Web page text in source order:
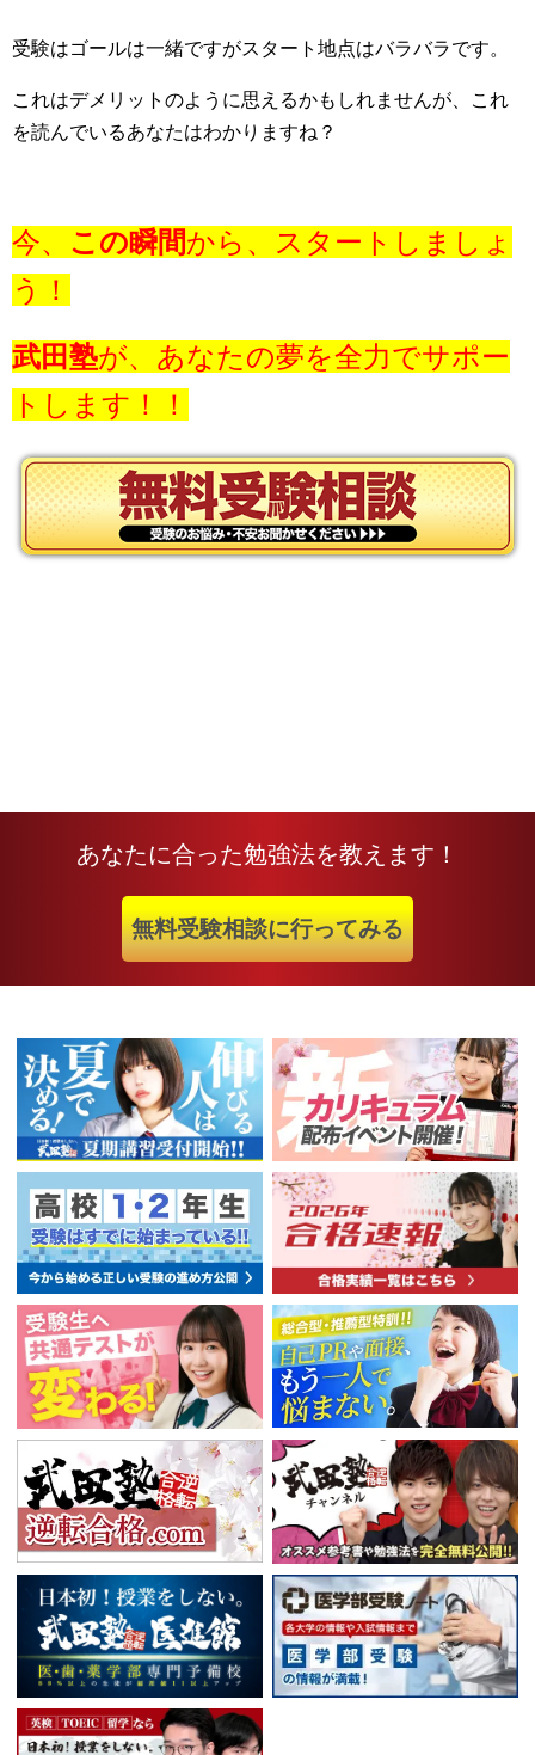
受験はゴールは一緒ですがスタート地点はバラバラです。
これはデメリットのように思えるかもしれませんが、これ
を読んでいるあなたはわかりますね？
今、 この瞬間から、スタートしましょ
う！
武田塾が、あなたの夢を全力でサポー
トします！！
あなたに合った勉強法を教えます！
無料受験相談に行ってみる